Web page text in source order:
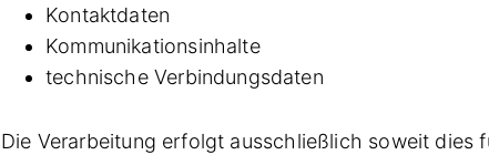
Kontaktdaten
Kommunikationsinhalte
technische Verbindungsdaten
Die Verarbeitung erfolgt ausschließlich soweit dies